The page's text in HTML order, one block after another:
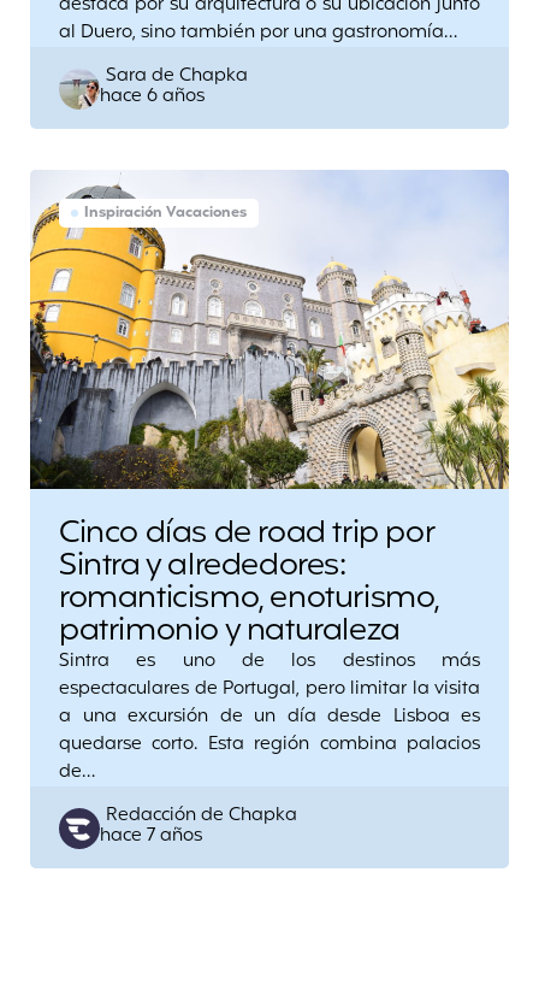
al Duero, sino también por una gastronomía…
Posted
by
Sara de Chapka
hace 6 años
Inspiración Vacaciones
Cinco días de road trip por
Sintra y alrededores:
romanticismo, enoturismo,
patrimonio y naturaleza
Sintra es uno de los destinos más
espectaculares de Portugal, pero limitar la visita
a una excursión de un día desde Lisboa es
quedarse corto. Esta región combina palacios
de…
Posted
by
Redacción de Chapka
hace 7 años